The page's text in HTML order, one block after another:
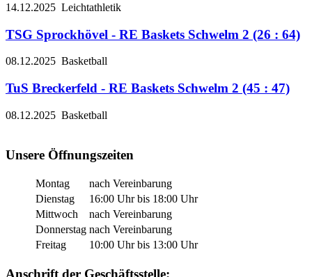
14.12.2025 Leichtathletik
TSG Sprockhövel - RE Baskets Schwelm 2 (26 : 64)
08.12.2025 Basketball
TuS Breckerfeld - RE Baskets Schwelm 2 (45 : 47)
08.12.2025 Basketball
Unsere Öffnungszeiten
Montag
nach Vereinbarung
Dienstag
16:00 Uhr bis 18:00 Uhr
Mittwoch
nach Vereinbarung
Donnerstag nach Vereinbarung
Freitag
10:00 Uhr bis 13:00 Uhr
Anschrift der Geschäftsstelle: